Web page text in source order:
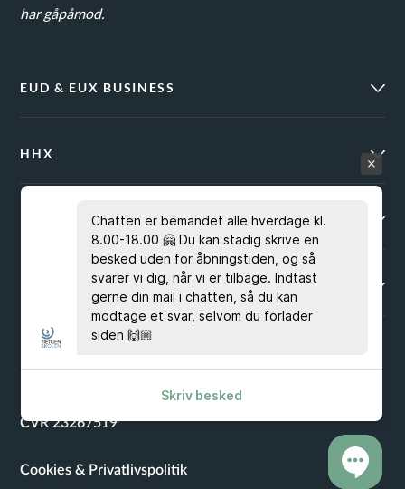
har gåpåmod.
EUD & EUX BUSINESS
HHX
KURSUSPORTALEN
BRUG FOR HJÆLP?
CVR 23267519
Cookies & Privatlivspolitik
Chatten er bemandet alle hverdage kl.
8.00-18.00 🤗 Du kan stadig skrive en
besked uden for åbningstiden, og så
svarer vi dig, når vi er tilbage. Indtast
gerne din mail i chatten, så du kan
modtage et svar, selvom du forlader
siden 🙌🏼
Skriv besked